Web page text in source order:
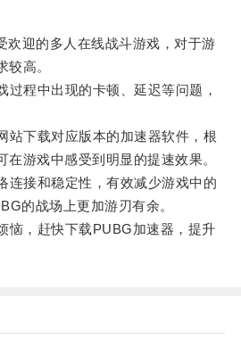
迎的多人在线战斗游戏，对于游
较高。
程中出现的卡顿、延迟等问题，
下载对应版本的加速器软件，根
在游戏中感受到明显的提速效果。
接和稳定性，有效减少游戏中的
的战场上更加游刃有余。
，赶快下载PUBG加速器，提升